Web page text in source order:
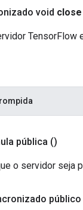
void close
TensorFlow
pública ()
o servidor seja
público